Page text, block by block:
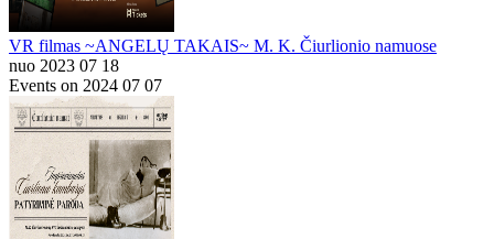
VR filmas ~ANGELŲ TAKAIS~ M. K. Čiurlionio namuose
nuo 2023 07 18
Events on 2024 07 07